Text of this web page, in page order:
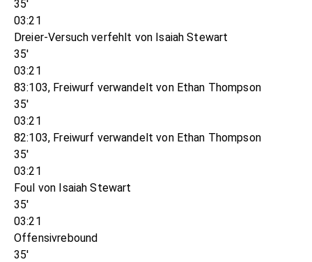
35'
03:21
Dreier-Versuch verfehlt von Isaiah Stewart
35'
03:21
83:103, Freiwurf verwandelt von Ethan Thompson
35'
03:21
82:103, Freiwurf verwandelt von Ethan Thompson
35'
03:21
Foul von Isaiah Stewart
35'
03:21
Offensivrebound
35'